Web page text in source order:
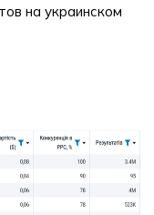
на украинском